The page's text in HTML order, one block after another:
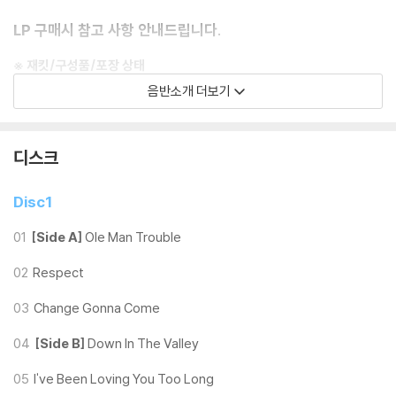
LP 구매시 참고 사항 안내드립니다.
※ 재킷/구성품/포장 상태
1) 제작/배송 과정에 따라 경미한 재킷 주름, 모서리 눌림, 갈라짐이 발생
할 수 있으며 속지(이너 슬리브)는 디스크와의 접촉으로 인해 갈라질 수
외관상 불량 확인되는 상품을 개봉 시엔 반품/교환 처리 불가합니다.
2) 디스크 라벨은 공정상 매끄럽게 부착되지 않을 수도 있으며 겉포장 비
닐은 품질보증대상이 아닙니다.
4) 디지털 다운로드 코드는 본사에서 공지 없이 증정 종료될 수 있습니다.
※ 재생 불량
1) 침압 조절 기능이 없는 턴테이블을 사용하시는 경우, (주로 올인원 형태
모델) 다이내믹 사운드의 편차가 큰 트랙을 재생할 때 이상 현상이 발생할
수 있습니다.
하니 침압 조절이 가능한 기기에서 재생하실 것을 권유 드립니다.
음반소개 더보기
디스크
Disc1
01 [Side A] Ole Man Trouble
02 Respect
03 Change Gonna Come
04 [Side B] Down In The Valley
05 I've Been Loving You Too Long